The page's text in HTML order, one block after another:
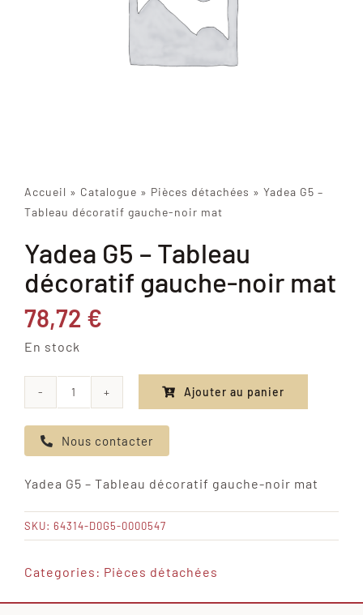
Accueil » Catalogue » Pièces détachées » Yadea G5 –
Tableau décoratif gauche-noir mat
Yadea G5 – Tableau
décoratif gauche-noir mat
78,72 €
En stock
de
Yadea
-
Tableau
décoratif
mat
Ajouter au panier
Nous contacter
Yadea G5 – Tableau décoratif gauche-noir mat
SKU: 64314-D0G5-0000547
Categories: Pièces détachées